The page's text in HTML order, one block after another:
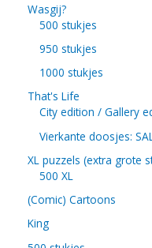
Wasgij?
500 stukjes
950 stukjes
1000 stukjes
That's Life
City edition / Gallery
Vierkante doosjes:
XL puzzels (extra grote
500 XL
(Comic) Cartoons
King